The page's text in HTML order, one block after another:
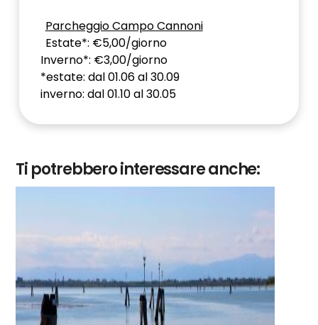
Parcheggio Campo Cannoni
Estate*: €5,00/giorno
Inverno*: €3,00/giorno
*estate: dal 01.06 al 30.09
inverno: dal 01.10 al 30.05
Ti potrebbero interessare anche: